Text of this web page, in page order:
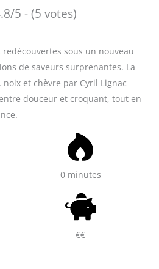
5 - (5 votes)
sous un nouveau
de saveurs surprenantes. La
noix et chèvre par Cyril Lignac
douceur et croquant, tout en
0 minutes
€€